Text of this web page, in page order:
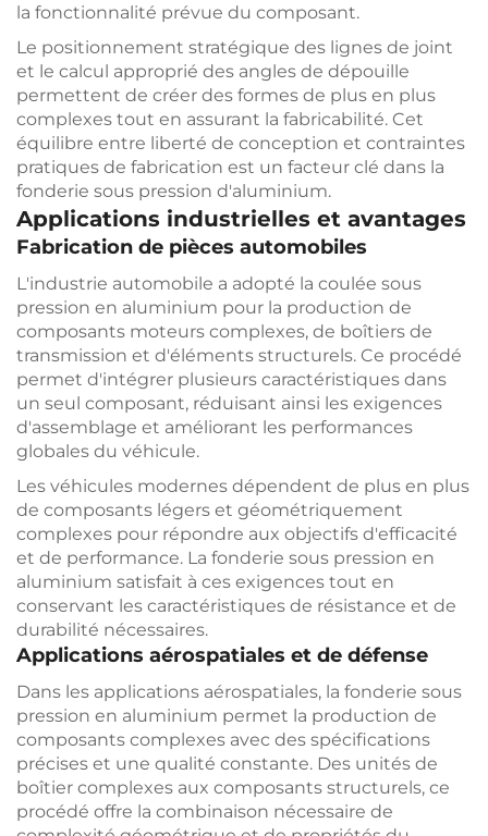
la fonctionnalité prévue du composant.
Le positionnement stratégique des lignes de joint
et le calcul approprié des angles de dépouille
permettent de créer des formes de plus en plus
complexes tout en assurant la fabricabilité. Cet
équilibre entre liberté de conception et contraintes
pratiques de fabrication est un facteur clé dans la
fonderie sous pression d'aluminium.
Applications industrielles et avantages
Fabrication de pièces automobiles
L'industrie automobile a adopté la coulée sous
pression en aluminium pour la production de
composants moteurs complexes, de boîtiers de
transmission et d'éléments structurels. Ce procédé
permet d'intégrer plusieurs caractéristiques dans
un seul composant, réduisant ainsi les exigences
d'assemblage et améliorant les performances
globales du véhicule.
Les véhicules modernes dépendent de plus en plus
de composants légers et géométriquement
complexes pour répondre aux objectifs d'efficacité
et de performance. La fonderie sous pression en
aluminium satisfait à ces exigences tout en
conservant les caractéristiques de résistance et de
durabilité nécessaires.
Applications aérospatiales et de défense
Dans les applications aérospatiales, la fonderie sous
pression en aluminium permet la production de
composants complexes avec des spécifications
précises et une qualité constante. Des unités de
boîtier complexes aux composants structurels, ce
procédé offre la combinaison nécessaire de